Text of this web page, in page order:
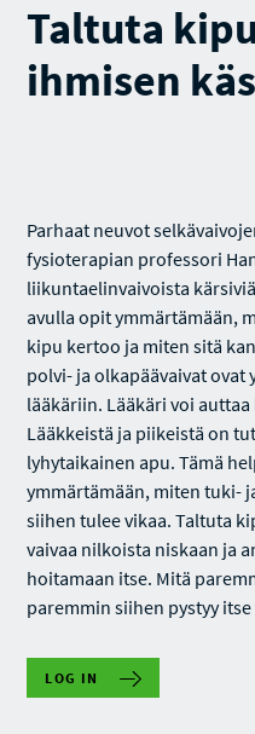
Taltuta
ihmisen
Parhaat neuvot
fysioterapian professori
liikuntaelinvaivoista
avulla opit ymmärtämään,
kipu kertoo ja miten sitä
polvi- ja olkapäävaivat ovat
lääkäriin. Lääkäri voi
Lääkkeistä ja piikeistä on
lyhytaikainen apu. Tämä
ymmärtämään, miten tuki-
siihen tulee vikaa. Taltuta
vaivaa nilkoista niskaan ja
hoitamaan itse. Mitä
paremmin siihen pystyy
LOG IN